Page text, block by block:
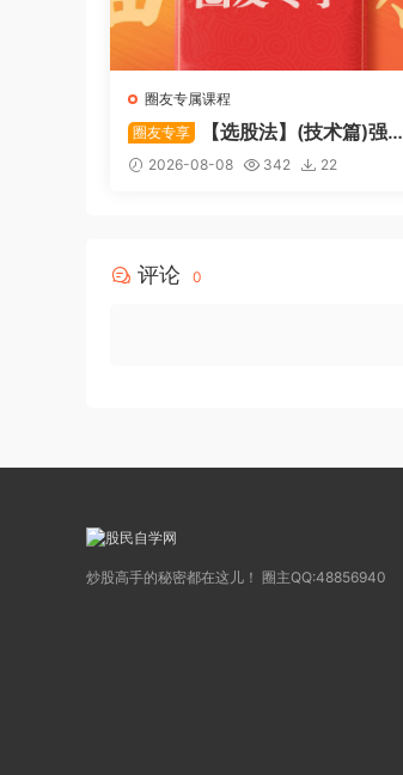
圈友专属课程
圈友专享
【选股法】(技术篇)强势
个股选股法操作理念、策略与工
2026-08-08 342 22
评论 0
炒股高手的秘密都在这儿！ 圈主QQ:48856940